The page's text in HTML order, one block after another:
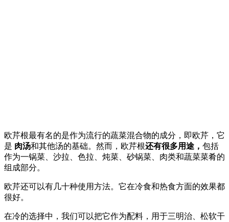
欧芹根最有名的是作为流行的蔬菜混合物的成分，即欧芹，它
是 肉汤和其他汤的基础。然而，欧芹根还有很多用途， 包括
作为一锅菜、沙拉、色拉、炖菜、砂锅菜、肉类和蔬菜菜肴的
组成部分。
欧芹还可以有几十种使用方法。它在冷食和热食方面的效果都
很好。
在冷的选择中，我们可以把它作为配料，用于三明治、松软干